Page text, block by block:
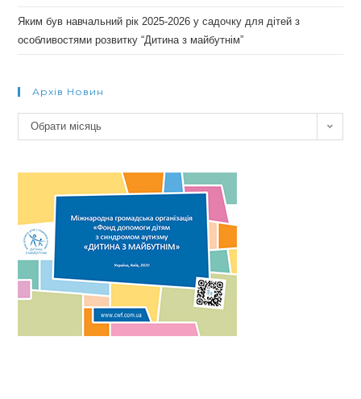
Яким був навчальний рік 2025-2026 у садочку для дітей з
особливостями розвитку “Дитина з майбутнім”
Архів Новин
Архів
новин
Обрати місяць